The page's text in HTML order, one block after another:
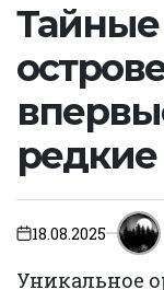
Тайные
on18.08.2025
Уникальное